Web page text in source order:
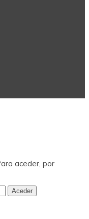
aceder, por